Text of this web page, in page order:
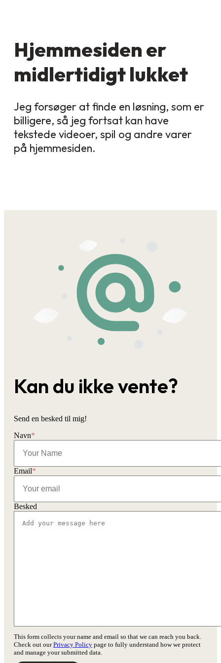
Hjemmesiden er
midlertidigt lukket
Jeg forsøger at finde en løsning, som er
billigere, så jeg fortsat kan have
tekstede videoer, spil og andre varer
på hjemmesiden.
Kan du ikke vente?
Send en besked til mig!
Navn*
Email*
Besked
This form collects your name and email so that we can reach you back.
Check out ourPrivacy Policy page to fully understand how we protect
and manage your submitted data.